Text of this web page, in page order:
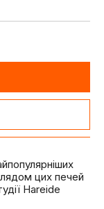
цих печей
Hareide